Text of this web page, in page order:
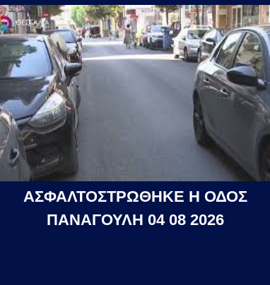
ΑΣΦΑΛΤΟΣΤΡΩΘΗΚΕ Η ΟΔΟΣ
ΠΑΝΑΓΟΥΛΗ 04 08 2026